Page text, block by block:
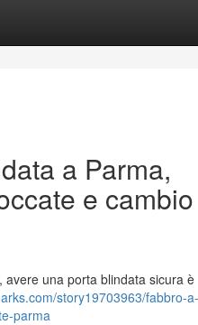
a Parma,
e cambio
avere una porta blindata sicura è
story19703963/fabbro-a-
parma